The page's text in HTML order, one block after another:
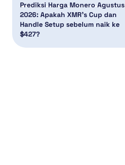
Prediksi Harga Monero Agustus
2026: Apakah XMR’s Cup dan
Handle Setup sebelum naik ke
$427?